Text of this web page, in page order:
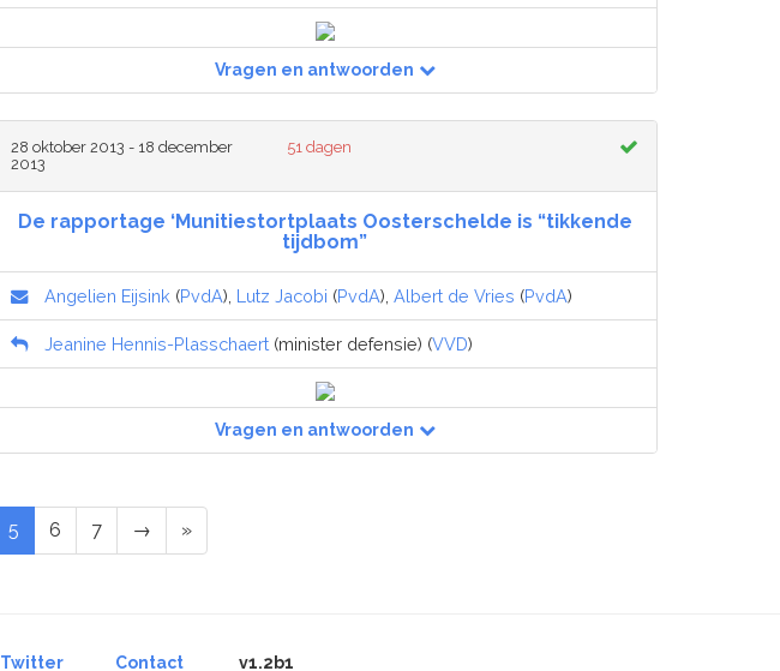
Vragen en antwoorden
28 oktober 2013 - 18 december
2013
51 dagen
De rapportage ‘Munitiestortplaats Oosterschelde is “tikkende
tijdbom”
Angelien Eijsink (PvdA), Lutz Jacobi (PvdA), Albert de Vries (PvdA)
Jeanine Hennis-Plasschaert (minister defensie) (VVD)
Vragen en antwoorden
5 6 7 → »
Twitter Contact v1.2b1